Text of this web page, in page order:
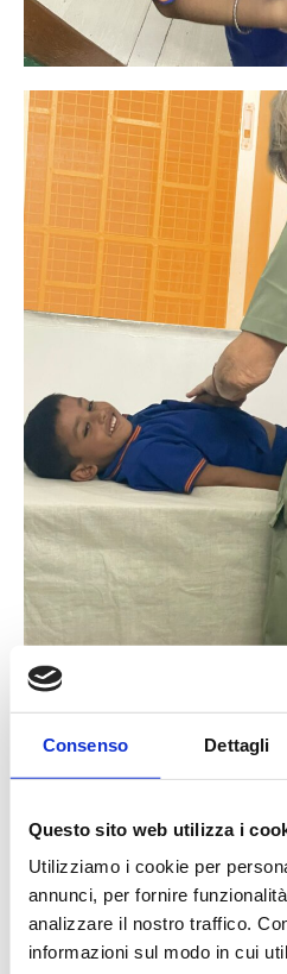
Consenso Dettagli
Questo sito web utilizza i
Utilizziamo i cookie per
annunci, per fornire
analizzare il nostro traffico.
informazioni sul modo in cui